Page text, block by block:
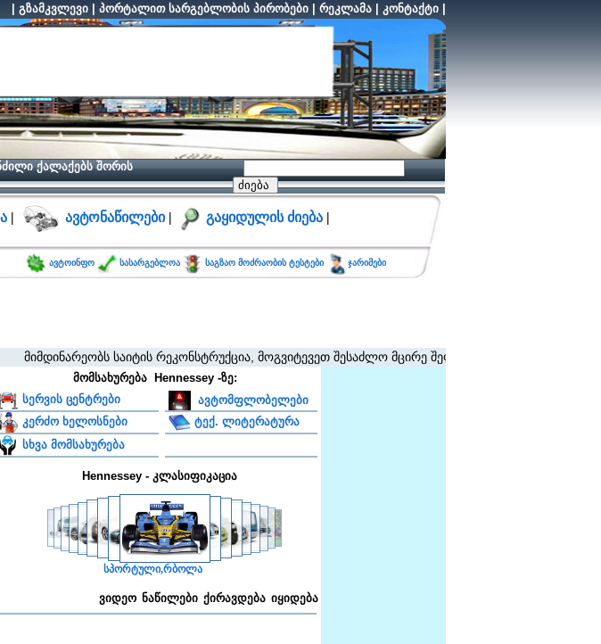
გზამკვლევი პორტალით სარგებლობის პირობები რეკლამა კონტაქტი
ქალაქებს შორის
| ავტონაწილები| გაყიდულის ძიება |
ავტოინფო სასარგებლოა საგზაო მოძრაობის ტესტები ჯარიმები
საიტის რეკონსტრუქცია, მოგვიტევეთ შესაძლო მცირე შეფერხებისთვის. (შეზღუდვა არ
მომსახურება Hennessey -ზე:
სერვის ცენტრები
ავტომფლობელები
კერძო ხელოსნები
ტექ. ლიტერატურა
სხვა მომსახურება
Hennessey - კლასიფიკაცია
სპორტული,რბოლა
ვიდეო ნაწილები ქირავდება იყიდება